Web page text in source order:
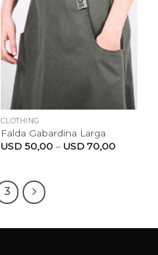
CLOTHING
Falda Gabardina Larga
USD 50,00– USD 70,00
3